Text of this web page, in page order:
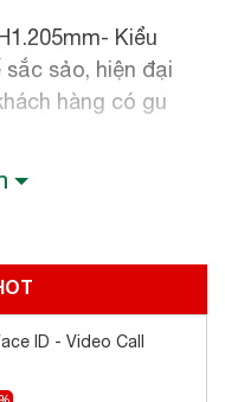
Kiểu
sảo, hiện đại
hàng có gu
kính trắng sang
không gian bếp.
tốc độ kết hợp
ăn và khói
ID - Video Call